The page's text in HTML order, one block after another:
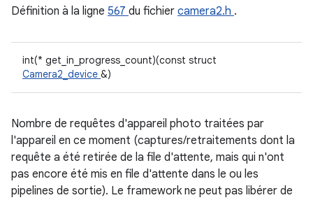
Définition à la ligne 567 du fichier camera2.h .
int(* get_in_progress_count)(const struct
Camera2_device &)
Nombre de requêtes d'appareil photo traitées par
l'appareil en ce moment (captures/retraitements dont la
requête a été retirée de la file d'attente, mais qui n'ont
pas encore été mis en file d'attente dans le ou les
pipelines de sortie). Le framework ne peut pas libérer de